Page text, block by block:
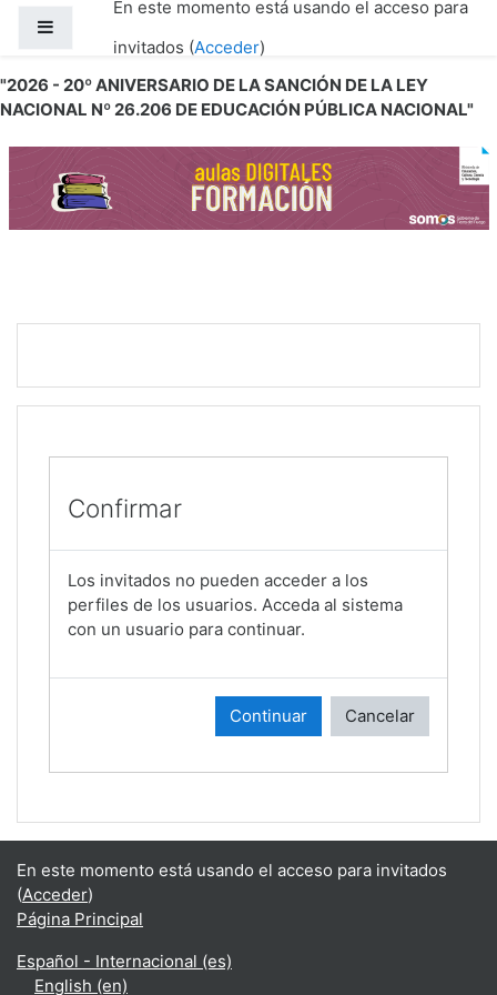
Salta al contenido principal
"2026 - 20º ANIVERSARIO DE LA SANCIÓN DE LA LEY
NACIONAL Nº 26.206 DE EDUCACIÓN PÚBLICA NACIONAL"
En este momento está usando el acceso para
invitados (Acceder)
Confirmar
Los invitados no pueden acceder a los
perfiles de los usuarios. Acceda al sistema
con un usuario para continuar.
Continuar Cancelar
En este momento está usando el acceso para invitados
(Acceder)
Página Principal
Español - Internacional ‎(es)‎
English ‎(en)‎